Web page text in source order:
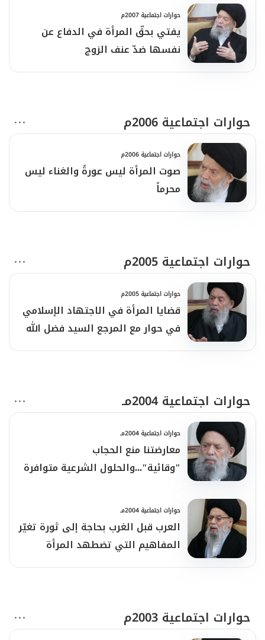
حوارات اجتماعية 2007م
يفتي بحقّ المرأة في الدفاع عن
نفسها ضدّ عنف الزوج
حوارات اجتماعية 2006م
حوارات اجتماعية 2006م
صوت المرأة ليس عورةً والغناء ليس
محرماً
حوارات اجتماعية 2005م
حوارات اجتماعية 2005م
قضايا المرأة في الاجتهاد الإسلامي
في حوار مع المرجع السيد فضل الله
حوارات اجتماعية 2004مـ
حوارات اجتماعية 2004مـ
معارضتنا منع الحجاب
"وقائية"...والحلول الشرعية متوافرة
حوارات اجتماعية 2004مـ
العرب قبل الغرب بحاجة إلى ثورة تغيّر
المفاهيم التي تضطهد المرأة
حوارات اجتماعية 2003م